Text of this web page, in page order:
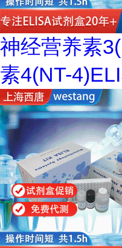
神经营养素
素4(NT-